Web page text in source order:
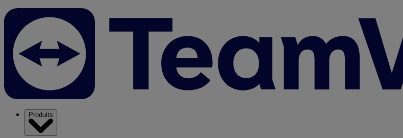
Produits